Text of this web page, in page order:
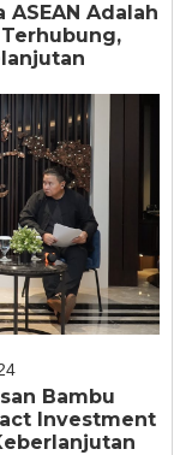
Adalah
Bambu
Investment